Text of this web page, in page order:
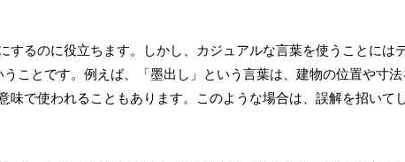
るのに役立ちます。しかし、カジュアルな言葉を使うことには
ことです。例えば、「墨出し」という言葉は、建物の位置や寸
で使われることもあります。このような場合は、誤解を招いて